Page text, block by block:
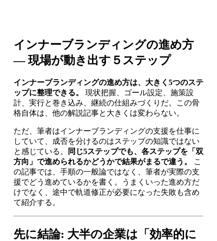
インナーブランディングの進め方
— 現場が動き出す５ステップ
インナーブランディングの進め方は、大きく5つのステ
ップに整理できる。
現状把握、ゴール設定、施策設
計、実行と巻き込み、継続の仕組みづくりだ。この骨
格自体は、他の解説記事と大きくは変わらない。
ただ、筆者はインナーブランディングの支援を仕事に
していて、成否を分けるのはステップの知識ではない
と感じている。
同じ5ステップでも、各ステップを「双
方向」で進められるかどうかで結果がまるで違う。
こ
の記事では、手順の一般論ではなく、筆者が実際の支
援でどう進めているかを書く。うまくいった進め方だ
けでなく、途中で軌道修正が必要になった失敗も含め
て紹介する。
先に結論: 大半の企業は「効率的に